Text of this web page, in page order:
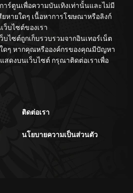
าร์ตูนเพื่อความบันเทิงเท่านั้นและไม่มี
หายใดๆ เนื้อหาการโฆษณาหรือลิงก์
บไซต์ของเรา
ไซต์ถูกเก็บรวบรวมจากอินเทอร์เน็ต
ดๆ หากคุณหรือองค์กรของคุณมีปัญหา
สดงบนเว็บไซต์ กรุณาติดต่อเราเพื่อ
ติดต่อเรา
นโยบายความเป็นส่วนตัว